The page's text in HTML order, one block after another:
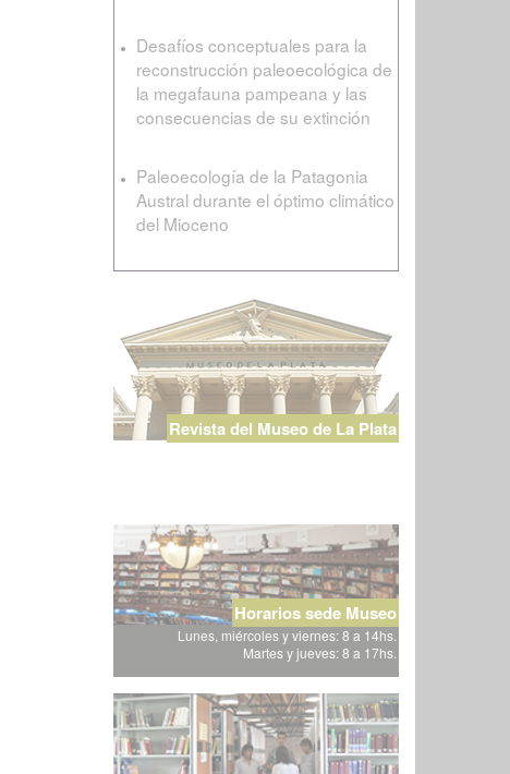
Desafíos conceptuales para la
reconstrucción paleoecológica de
la megafauna pampeana y las
consecuencias de su extinción
Paleoecología de la Patagonia
Austral durante el óptimo climático
del Mioceno
Revista del Museo de La Plata
Horarios sede Museo
Lunes, miércoles y viernes: 8 a 14hs.
Martes y jueves: 8 a 17hs.